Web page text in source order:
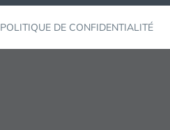
POLITIQUE DE CONFIDENTIALITÉ